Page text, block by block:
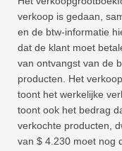
verkoop is gedaan,
en de btw-informatie
dat de klant moet
van ontvangst van de
producten. Het
toont het werkelijke
toont ook het bedrag
verkochte producten,
van $ 4.230 moet nog